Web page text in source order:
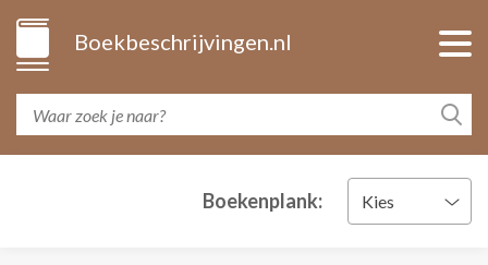
Boekbeschrijvingen.nl
Boekenplank: Kies